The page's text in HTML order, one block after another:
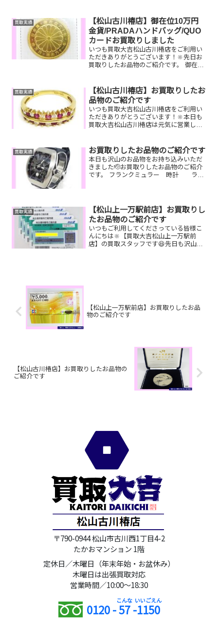
カメラなど一点一点丁寧に査定させてい
ただきます...
買取実績
【松山古川椿店】御在位10万円
金貨/PRADAハンドバッグ/QUO
カードお買取りしました
いつも買取大吉松山古川椿店をご利用い
ただきありがとうございます！🔆先日お
買取りしたお品物のご紹介です。 御在位
せんか？ぜひ買取大吉松山古川椿店にお
査定させてく...
買取実績
【松山古川椿店】お買取りしたお
品物のご紹介です
いつも買取大吉松山古川椿店をご利用い
ただきありがとうございます！🔆本日も
買取大吉松山古川椿店は元気に営業して
ンドバッグ JCBギフトカードお家で
眠っているお品物は...
買取実績 お買取りしたお品物のご紹介です
本日も沢山のお品物をお持ち込みいただ
きました🫡お買取りしたお品物のご紹介
です。 フランクミュラー 時計 ライ
けどもう飽きてしまった...
買取実績
【松山上一万駅前店】お買取りし
たお品物のご紹介です
いつもご利用してくださっている皆様こ
んにちは🔆【買取大吉松山上一万駅前
店】の買取スタッフです😆先日も沢山の
【松山上一万駅前店】お買取りしたお品
物のご紹介です
【松山古川椿店】お買取りしたお品物の
ご紹介です
〒790-0944 松山市古川西1丁目4-2
たかおマンション 1階
定休日／木曜日（年末年始・お盆休み）
木曜日は出張買取対応
営業時間／10:00～18:30
0120 -57-1150